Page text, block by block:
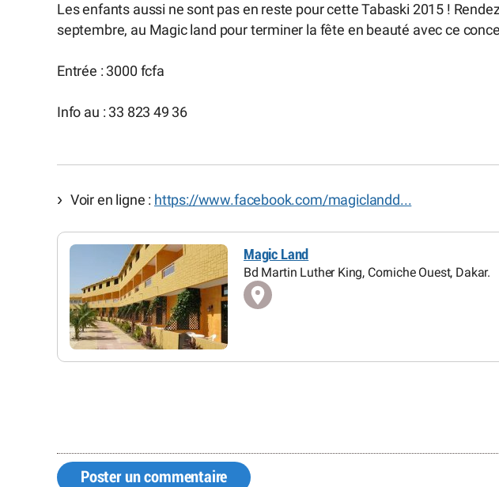
Les enfants aussi ne sont pas en reste pour cette Tabaski 2015 !
septembre, au Magic land pour terminer la fête en beauté avec ce
Entrée : 3000 fcfa
Info au : 33 823 49 36
Voir en ligne : https://www.facebook.com/magiclandd...
Magic Land
Bd Martin Luther King, Corniche Ouest, Dakar.
Poster un commentaire